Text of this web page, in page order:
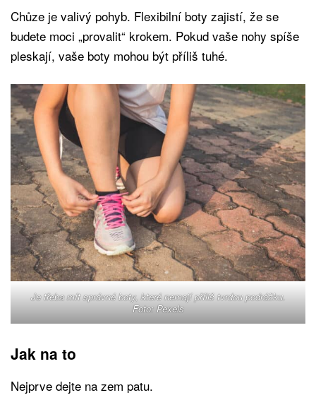
Chůze je valivý pohyb. Flexibilní boty zajistí, že se
budete moci „provalit“ krokem. Pokud vaše nohy spíše
pleskají, vaše boty mohou být příliš tuhé.
Je třeba mít správné boty, které nemají příliš tvrdou podrážku.
Foto: Pexels
Jak na to
Nejprve dejte na zem patu.